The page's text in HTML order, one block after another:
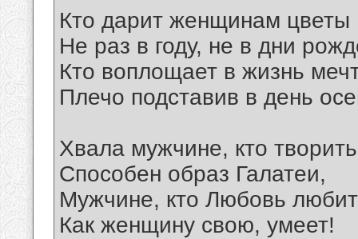
Кто дарит женщинам цветы
Не раз в году, не в дни
Кто воплощает в жизнь
Плечо подставив в день
Хвала мужчине, кто творить
Способен образ Галатеи,
Мужчине, кто Любовь
Как женщину свою, умеет!